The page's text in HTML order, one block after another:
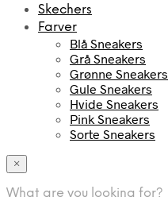
Skechers
Farver
Blå Sneakers
Grå Sneakers
Grønne Sneakers
Gule Sneakers
Hvide Sneakers
Pink Sneakers
Sorte Sneakers
×
What are you looking for?